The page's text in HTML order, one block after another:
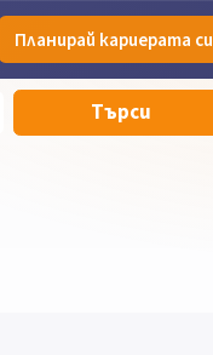
Планирай кариерата си
Търси